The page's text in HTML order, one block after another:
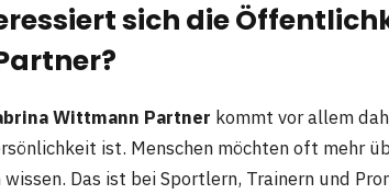
sich die
Wittmann Partner kommt vor allem
ist. Menschen möchten oft mehr
Das ist bei Sportlern, Trainern und